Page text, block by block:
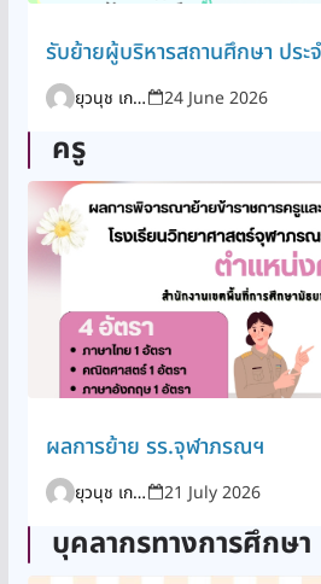
รับย้ายผู้บริหารสถานศึกษา ประ
ยุวนุช เกาะสูงเนิน 24 June 2026
ครู
ผลการย้าย รร.จุฬาภรณฯ
ยุวนุช เกาะสูงเนิน 21 July 2026
บุคลากรทางการศึกษา